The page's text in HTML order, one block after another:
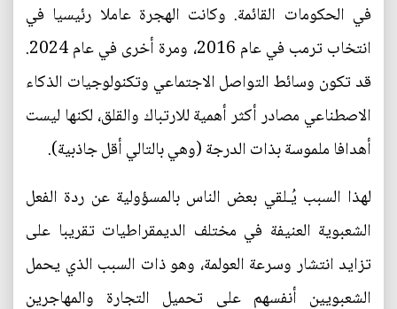
في الحكومات القائمة. وكانت الهجرة عاملا رئيسيا في
انتخاب ترمب في عام 2016، ومرة أخرى في عام 2024.
قد تكون وسائط التواصل الاجتماعي وتكنولوجيات الذكاء
الاصطناعي مصادر أكثر أهمية للارتباك والقلق، لكنها ليست
أهدافا ملموسة بذات الدرجة (وهي بالتالي أقل جاذبية).
لهذا السبب يُـلقي بعض الناس بالمسؤولية عن ردة الفعل
الشعبوية العنيفة في مختلف الديمقراطيات تقريبا على
تزايد انتشار وسرعة العولمة، وهو ذات السبب الذي يحمل
الشعبويين أنفسهم على تحميل التجارة والمهاجرين